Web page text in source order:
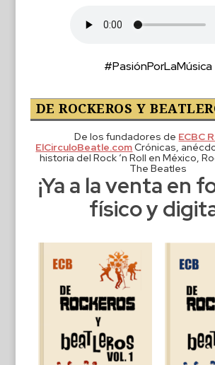
#PasiónPorLaMúsica
DE ROCKEROS Y
De los fundadores de ECBC
ElCirculoBeatle.comCrónicas,
historia del Rock ‘n Roll en México,
The Beatles
¡Ya a la venta en
físico y